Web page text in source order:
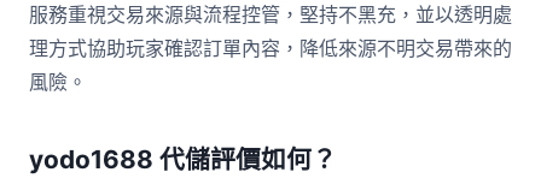
服務重視交易來源與流程控管，堅持不黑充，並以透明處
理方式協助玩家確認訂單內容，降低來源不明交易帶來的
風險。
yodo1688 代儲評價如何？